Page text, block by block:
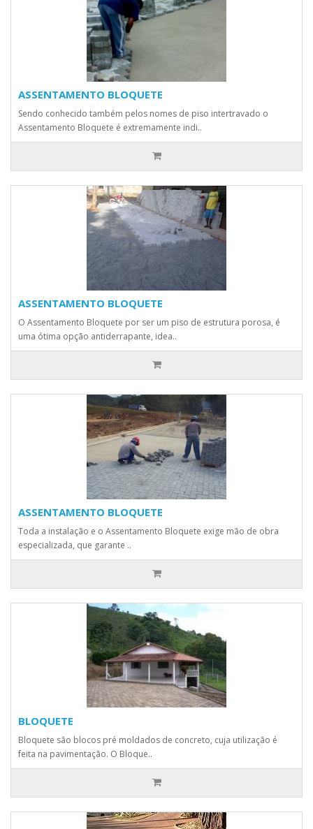
ASSENTAMENTO BLOQUETE
Sendo conhecido também pelos nomes de piso intertravado o
Assentamento Bloquete é extremamente indi..
ASSENTAMENTO BLOQUETE
O Assentamento Bloquete por ser um piso de estrutura porosa, é
uma ótima opção antiderrapante, idea..
ASSENTAMENTO BLOQUETE
Toda a instalação e o Assentamento Bloquete exige mão de obra
especializada, que garante ..
BLOQUETE
Bloquete são blocos pré moldados de concreto, cuja utilização é
feita na pavimentação. O Bloque..